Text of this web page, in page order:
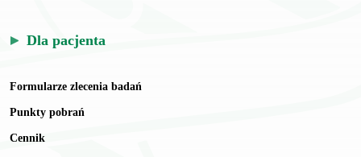
Dla pacjenta
Formularze zlecenia badań
Punkty pobrań
Cennik